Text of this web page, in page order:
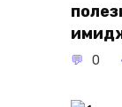
0